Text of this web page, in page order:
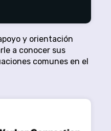
y orientación
a conocer sus
comunes en el